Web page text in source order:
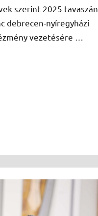
szerint 2025 tavaszán
debrecen-nyíregyházi
vezetésére …